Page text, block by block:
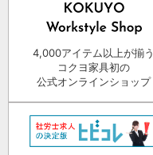
4,000アイテム以上が揃う
コクヨ家具初の
公式オンラインショップ